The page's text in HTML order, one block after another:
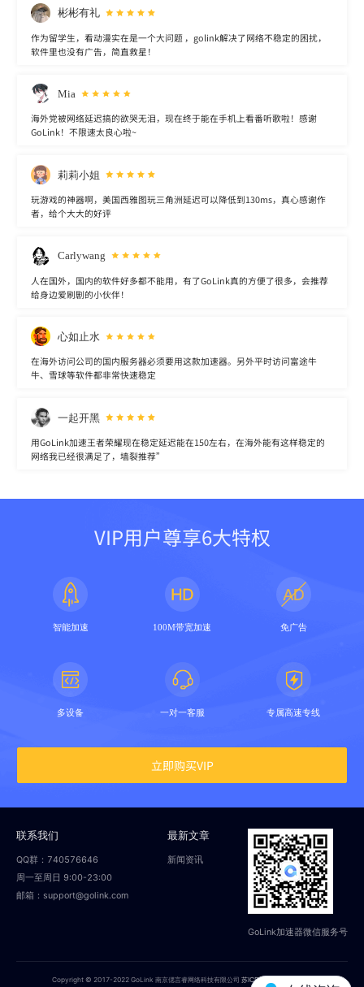
彬彬有礼
作为留学生，看动漫实在是一个大问题 ，golink解决了网络不稳定的困扰，
软件里也没有广告，简直救星！
Mia
海外党被网络延迟搞的欲哭无泪，现在终于能在手机上看番听歌啦！感谢
GoLink！不限速太良心啦~
莉莉小姐
玩游戏的神器啊，美国西雅图玩三角洲延迟可以降低到130ms，真心感谢作
者，给个大大的好评
Carlywang
人在国外，国内的软件好多都不能用，有了GoLink真的方便了很多，会推荐
给身边爱刷剧的小伙伴！
心如止水
在海外访问公司的国内服务器必须要用这款加速器。另外平时访问富途牛
牛、雪球等软件都非常快速稳定
一起开黑
用GoLink加速王者荣耀现在稳定延迟能在150左右，在海外能有这样稳定的
网络我已经很满足了，墙裂推荐”
VIP用户尊享6大特权
智能加速 100M带宽加速 免广告
多设备 一对一客服 专属高速专线
立即购买VIP
联系我们
QQ群：740576646
周一至周日 9:00-23:00
邮箱：support@golink.com
最新文章
新闻资讯
GoLink加速器微信服务号
Copyright © 2017-2022 GoLink 南京偲言睿网络科技有限公司苏ICP备18014251号-2